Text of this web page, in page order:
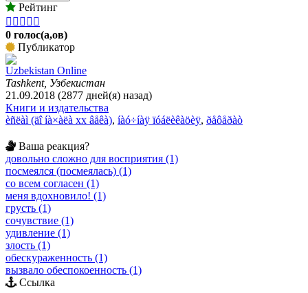
Рейтинг
    
0 голос(а,ов)
Публикатор
Uzbekistan Online
Tashkent, Узбекистан
21.09.2018 (2877 дней(я) назад)
Книги и издательства
èñëàì (äî íà×àëà xx âåêà), íàó÷íàÿ ïóáëèêàöèÿ, ðåôåðàò
Ваша реакция?
довольно сложно для восприятия (1)
посмеялся (посмеялась) (1)
со всем согласен (1)
меня вдохновило! (1)
грусть (1)
сочувствие (1)
удивление (1)
злость (1)
обескураженность (1)
вызвало обеспокоенность (1)
Ссылка